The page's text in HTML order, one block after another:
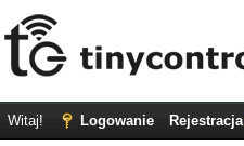
Witaj! Logowanie Rejestracja